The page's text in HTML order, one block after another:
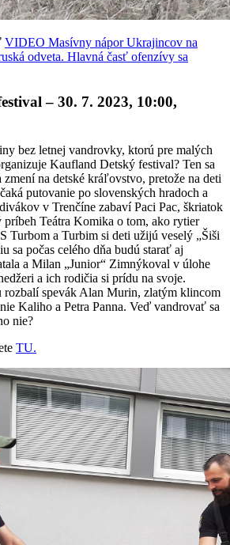
VIDEO Masívny nápor Ukrajincov na
odveta. Hlavná časť ofenzívy sa
– 30. 7. 2023, 10:00,
bez letnej vandrovky, ktorú pre malých
Kaufland Detský festival? Ten sa
zmení na detské kráľovstvo, pretože na deti
putovanie po slovenských hradoch a
v Trenčíne zabaví Paci Pac, škriatok
Teátra Komika o tom, ako rytier
Turbom a Turbim si deti užijú veselý „Šiši
sa počas celého dňa budú starať aj
a Milan „Junior“ Zimnýkoval v úlohe
a ich rodičia si prídu na svoje.
rozbalí spevák Alan Murin, zlatým klincom
Kaliho a Petra Panna. Veď vandrovať sa
nie?
TU.